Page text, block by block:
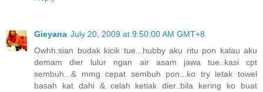
Gieyana July 20, 2009 at 9:50:00 AM GMT+8
Owhh.sian budak kicik tue...hubby aku ritu pon kalau aku
demam dier lulur ngan air asam jawa tue..kasi cpt
sembuh...& mmg cepat sembuh pon...ko try letak towel
basah kat dahi & celah ketiak dier..bila kering ko buat